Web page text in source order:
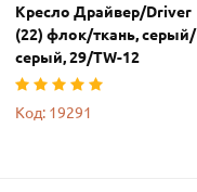
Кресло Драйвер/Driver
(22) флок/ткань, серый/
серый, 29/TW-12
Код: 19291